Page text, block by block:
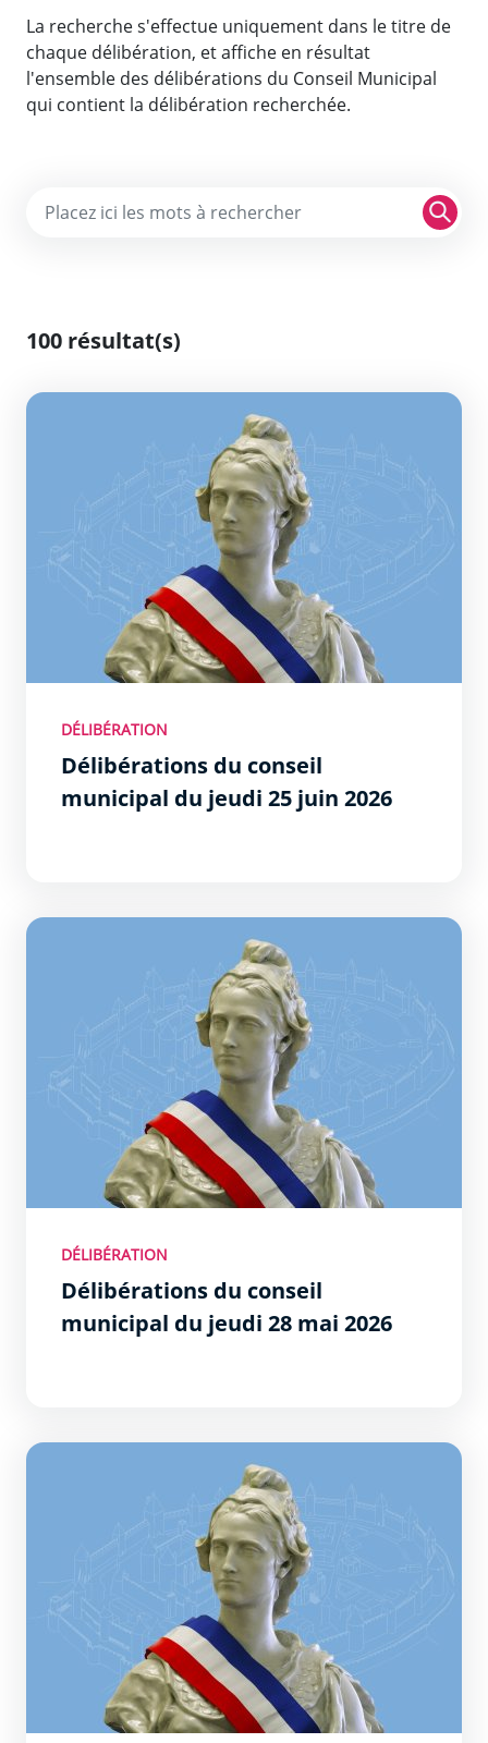
La recherche s'effectue uniquement dans le titre de
chaque délibération, et affiche en résultat
l'ensemble des délibérations du Conseil Municipal
qui contient la délibération recherchée.
100 résultat(s)
DÉLIBÉRATION
Délibérations du conseil
municipal du jeudi 25 juin 2026
DÉLIBÉRATION
Délibérations du conseil
municipal du jeudi 28 mai 2026